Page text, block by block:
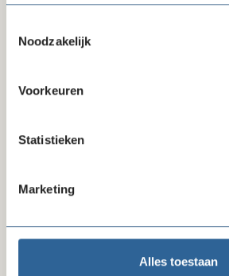
Noodzakelijk
Voorkeuren
Statistieken
Marketing
Alles toestaan
Delen
Laatste ledenberichten